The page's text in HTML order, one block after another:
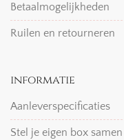
Betaalmogelijkheden
Ruilen en retourneren
informatie
Aanleverspecificaties
Stel je eigen box samen